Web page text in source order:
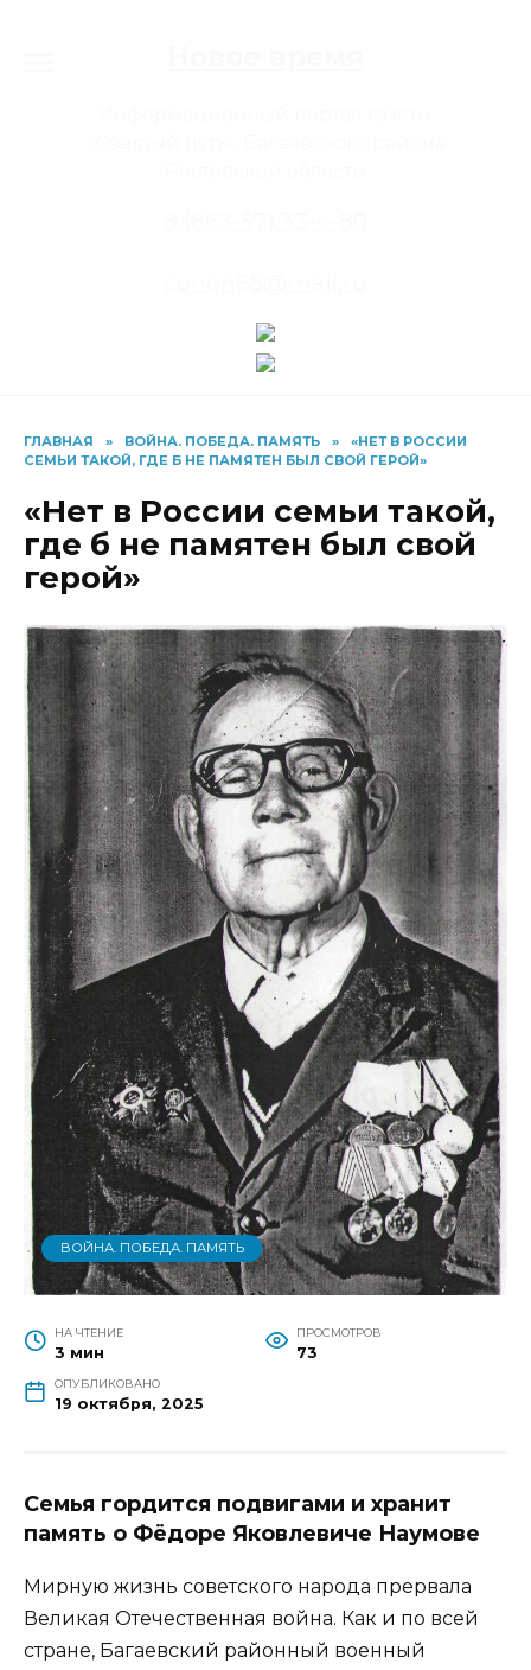
ГЛАВНАЯ » ВОЙНА. ПОБЕДА. ПАМЯТЬ »
«НЕТ В РОССИИ
СЕМЬИ ТАКОЙ, ГДЕ Б НЕ ПАМЯТЕН БЫЛ СВОЙ ГЕРОЙ»
«Нет в России семьи такой,
где б не памятен был свой
герой»
ВОЙНА. ПОБЕДА. ПАМЯТЬ
НА ЧТЕНИЕ
3 мин
ПРОСМОТРОВ
73
ОПУБЛИКОВАНО
19 октября, 2025
Семья гордится подвигами и хранит
память о Фёдоре Яковлевиче Наумове
Мирную жизнь советского народа прервала
Великая Отечественная война. Как и по всей
стране, Багаевский районный военный